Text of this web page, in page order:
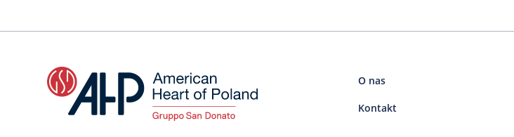
O nas
Kontakt